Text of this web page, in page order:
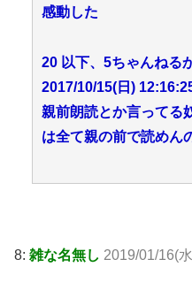
感動した
20 以下、5ちゃんねる
2017/10/15(日)
親前朗読とか言ってる
は全て親の前で読めん
8: 雑な名無し 2019/01/16(